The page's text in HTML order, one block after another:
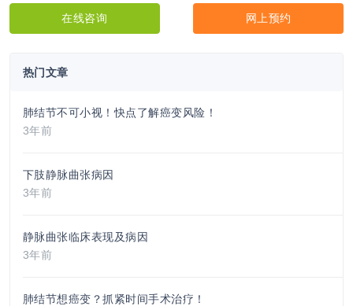
在线咨询 网上预约
热门文章
肺结节不可小视！快点了解癌变风险！
3年前
下肢静脉曲张病因
3年前
静脉曲张临床表现及病因
3年前
肺结节想癌变？抓紧时间手术治疗！